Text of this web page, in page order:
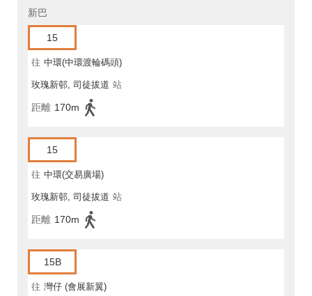
新巴
15
往 中環(中環渡輪碼頭)
玫瑰新邨, 司徒拔道 站
距離 170m
15
往 中環(交易廣場)
玫瑰新邨, 司徒拔道 站
距離 170m
15B
往 灣仔 (會展新翼)